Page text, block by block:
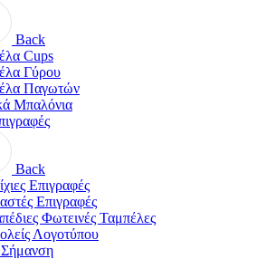
Back
Cups
Γύρου
Παγωτών
Μπαλόνια
Back
Επιγραφές
Επιγραφές
Φωτεινές Ταμπέλες
Λογοτύπου
Σήμανση